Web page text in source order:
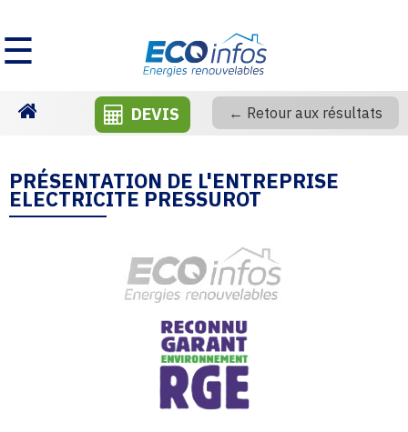
☰
DEVIS ← Retour aux résultats
PRÉSENTATION DE L'ENTREPRISE
ELECTRICITE PRESSUROT